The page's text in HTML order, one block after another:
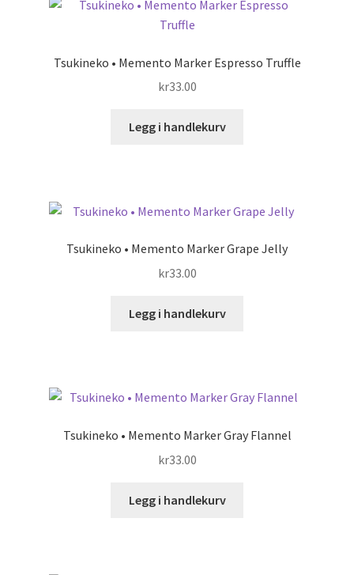
Tsukineko • Memento Marker Espresso Truffle
kr33.00
Legg i handlekurv
Tsukineko • Memento Marker Grape Jelly
kr33.00
Legg i handlekurv
Tsukineko • Memento Marker Gray Flannel
kr33.00
Legg i handlekurv